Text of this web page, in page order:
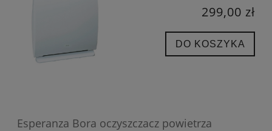
299,00 zł
DO KOSZYKA
Esperanza Bora oczyszczacz powietrza